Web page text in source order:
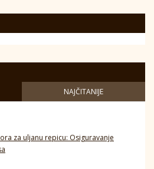
NAJČITANIJE
za uljanu repicu: Osiguravanje